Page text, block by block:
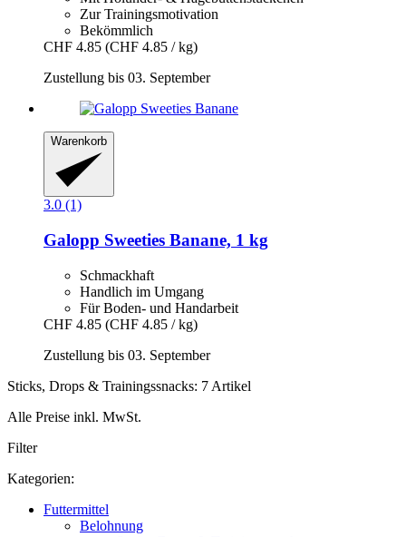
Zur Trainingsmotivation
Bekömmlich
CHF 4.85 (CHF 4.85 / kg)
Zustellung bis 03. September
Warenkorb
3.0 (1)
Galopp Sweeties Banane, 1 kg
Schmackhaft
Handlich im Umgang
Für Boden- und Handarbeit
CHF 4.85 (CHF 4.85 / kg)
Zustellung bis 03. September
Sticks, Drops & Trainingssnacks: 7 Artikel
Alle Preise inkl. MwSt.
Filter
Kategorien:
Futtermittel
Belohnung